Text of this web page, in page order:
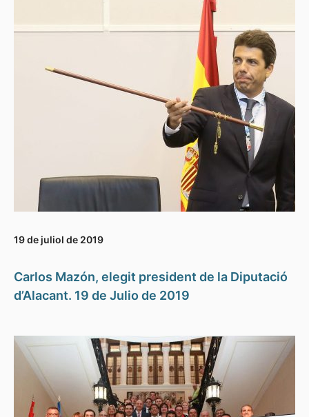
19 de juliol de 2019
Carlos Mazón, elegit president de la Diputació
d’Alacant. 19 de Julio de 2019